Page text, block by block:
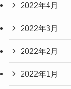
2022年4月
2022年3月
2022年2月
2022年1月